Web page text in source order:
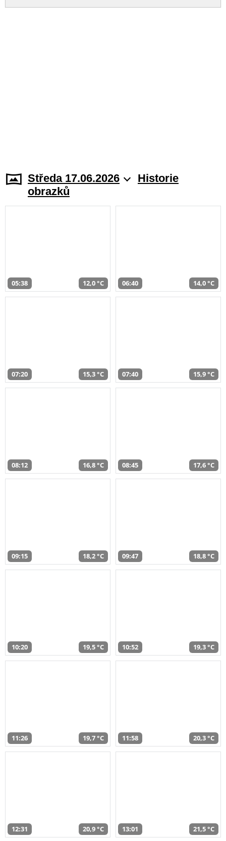
Středa 17.06.2026
Historie
obrazků
05:38 12,0 °C 06:40 14,0 °C
07:20 15,3 °C 07:40 15,9 °C
08:12 16,8 °C 08:45 17,6 °C
09:15 18,2 °C 09:47 18,8 °C
10:20 19,5 °C 10:52 19,3 °C
11:26 19,7 °C 11:58 20,3 °C
12:31 20,9 °C 13:01 21,5 °C